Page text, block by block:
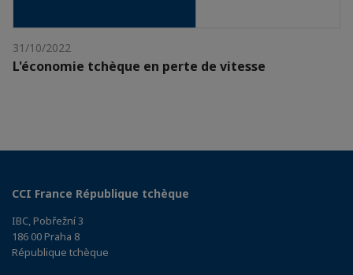
31/10/2022
L'économie tchèque en perte de vitesse
CCI France République tchèque
IBC, Pobřežní 3
186 00 Praha 8
République tchèque